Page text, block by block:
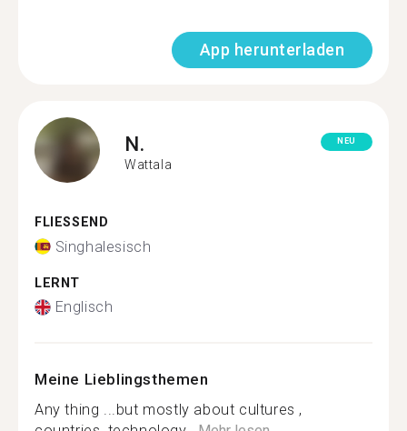
App herunterladen
N.
Wattala
NEU
FLIESSEND
Singhalesisch
LERNT
Englisch
Meine Lieblingsthemen
Any thing ...but mostly about cultures ,